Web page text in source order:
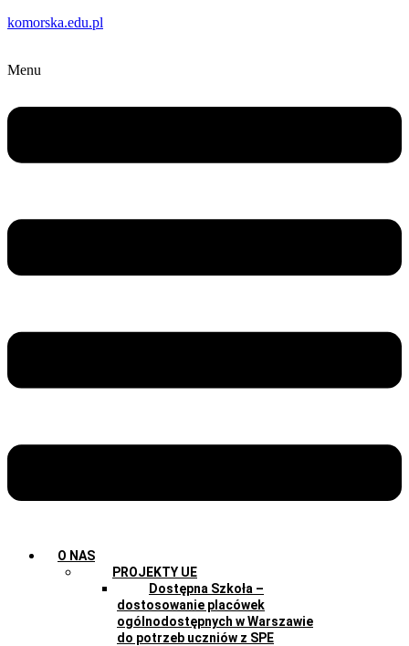
komorska.edu.pl
Menu
O NAS
PROJEKTY UE
Dostępna Szkoła –
dostosowanie placówek
ogólnodostępnych w Warszawie
do potrzeb uczniów z SPE